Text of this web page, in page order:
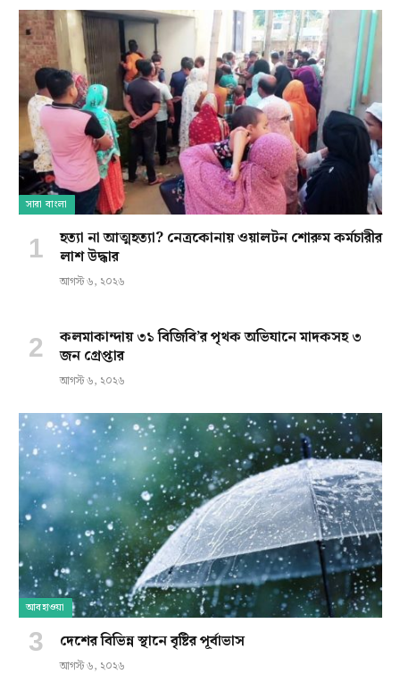
সারা বাংলা
হত্যা না আত্মহত্যা? নেত্রকোনায় ওয়ালটন শোরুম কর্মচারীর
লাশ উদ্ধার
আগস্ট ৬, ২০২৬
কলমাকান্দায় ৩১ বিজিবি’র পৃথক অভিযানে মাদকসহ ৩
জন গ্রেপ্তার
আগস্ট ৬, ২০২৬
আবহাওয়া
দেশের বিভিন্ন স্থানে বৃষ্টির পূর্বাভাস
আগস্ট ৬, ২০২৬